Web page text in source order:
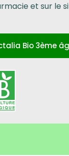
et sur le
Bio 3ème